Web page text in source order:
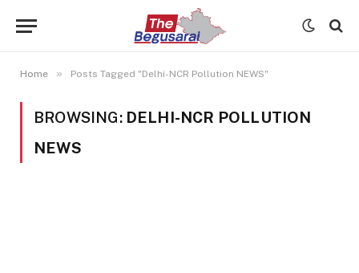
Home » Posts Tagged "Delhi-NCR Pollution NEWS"
BROWSING: DELHI-NCR POLLUTION
NEWS